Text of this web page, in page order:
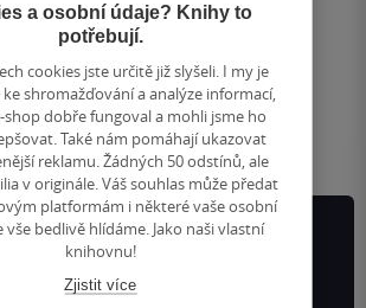
Nahoru
Zobrazeno 20 z 20
1
Přejít
na
stránku
/ 1
a klubové výhody
a naší appce KDčko
a osobní údaje? Knihy to
potřebují.
cookies jste určitě již slyšeli. I my je
shromažďování a analýze informací,
shop dobře fungoval a mohli jsme ho
Také nám pomáhají ukazovat
reklamu. Žádných 50 odstínů, ale
v originále. Váš souhlas může předat
platformám i některé vaše osobní
vše bedlivě hlídáme. Jako naši vlastní
knihovnu!
Zjistit více